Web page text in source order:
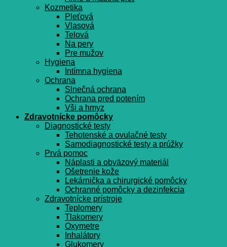
Kozmetika
Pleťová
Vlasová
Telová
Na pery
Pre mužov
Hygiena
Intímna hygiena
Ochrana
Slnečná ochrana
Ochrana pred potením
Vši a hmyz
Zdravotnícke pomôcky
Diagnostické testy
Tehotenské a ovulačné testy
Samodiagnostické testy a prúžky
Prvá pomoc
Náplasti a obväzový materiál
Ošetrenie kože
Lekárnička a chirurgické pomôcky
Ochranné pomôcky a dezinfekcia
Zdravotnícke prístroje
Teplomery
Tlakomery
Oxymetre
Inhalátory
Glukomery